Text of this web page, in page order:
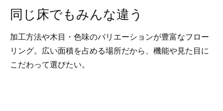
同じ床でもみんな違う
加工方法や木目・色味のバリエーションが豊富なフロー
リング。広い面積を占める場所だから、機能や見た目に
こだわって選びたい。